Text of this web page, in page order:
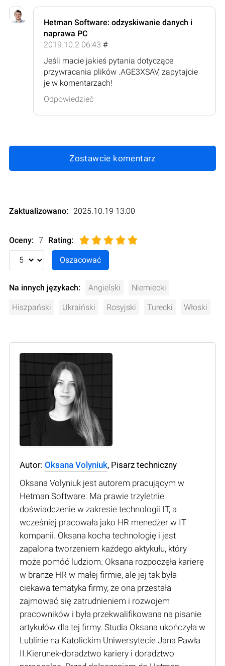
Hetman Software: odzyskiwanie danych i
naprawa PC
2019.10.2 06:43 #
Jeśli macie jakieś pytania dotyczące
przywracania plików .AGE3XSAV, zapytajcie
je w komentarzach!
Odpowiedzieć
Zostawcie komentarz
Zaktualizowano: 2025.10.19 13:00
Oceny: 7 Rating:
Na innych językach: Angielski Niemiecki
Hiszpański Ukraiński Rosyjski Turecki Włoski
Autor: Oksana Volyniuk, Pisarz techniczny
Oksana Volyniuk jest autorem pracującym w
Hetman Software. Ma prawie trzyletnie
doświadczenie w zakresie technologii IT, a
wcześniej pracowała jako HR menedżer w IT
kompanii. Oksana kocha technologię i jest
zapalona tworzeniem każdego aktykułu, który
może pomóć ludziom. Oksana rozpoczęła karierę
w branże HR w małej firmie, ale jej tak była
ciekawa tematyka firmy, że ona przestała
zajmować się zatrudnieniem i rozwojem
pracowników i była przekwalifikowana na pisanie
artykułów dla tej firmy. Studia Oksana ukończyła w
Lublinie na Katolickim Uniwersytecie Jana Pawła
II.Kierunek-doradztwo kariery i doradztwo